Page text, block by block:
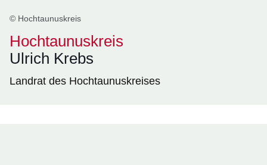
© Hochtaunuskreis
Hochtaunuskreis
Ulrich Krebs
Landrat des Hochtaunuskreises